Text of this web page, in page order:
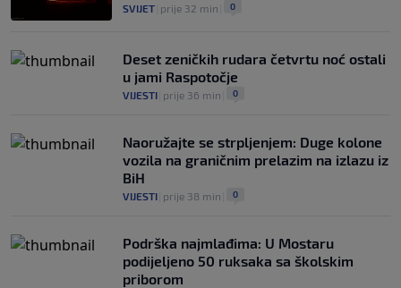
SVIJET prije 32 min 0
Deset zeničkih rudara četvrtu noć ostali
u jami Raspotočje
VIJESTI prije 36 min 0
Naoružajte se strpljenjem: Duge kolone
vozila na graničnim prelazim na izlazu iz
BiH
VIJESTI prije 38 min 0
Podrška najmlađima: U Mostaru
podijeljeno 50 ruksaka sa školskim
priborom